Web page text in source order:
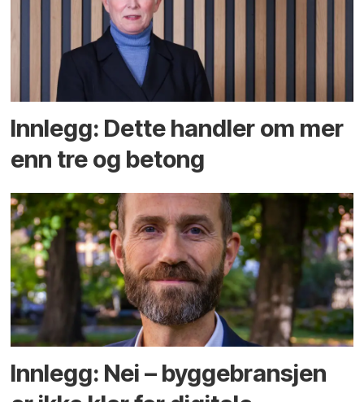
Innlegg: Dette handler om mer
enn tre og betong
Innlegg: Nei – byggebransjen